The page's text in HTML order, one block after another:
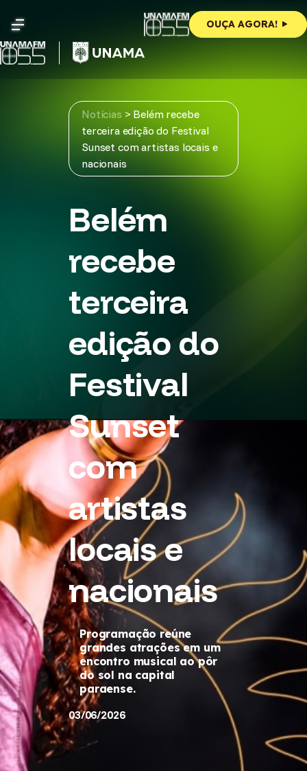
content
OUÇA AGORA!
Notícias > Belém recebe
terceira edição do Festival
Sunset com artistas locais e
nacionais
Belém
recebe
terceira
edição do
Festival
Sunset
com
artistas
locais e
nacionais
Programação reúne
grandes atrações em um
encontro musical ao pôr
do sol na capital
paraense.
03/06/2026